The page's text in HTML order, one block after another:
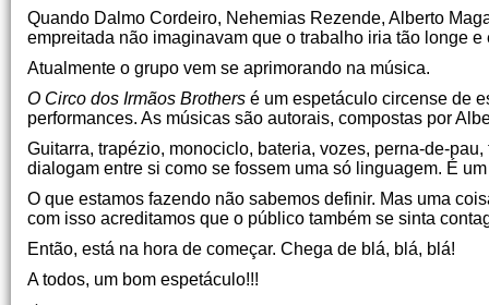
Quando Dalmo Cordeiro, Nehemias Rezende, Alberto
empreitada não imaginavam que o trabalho iria tão longe e
Atualmente o grupo vem se aprimorando na música.
O Circo dos Irmãos Brothers é um espetáculo circense de
performances. As músicas são autorais, compostas por
Guitarra, trapézio, monociclo, bateria, vozes, perna-de-
dialogam entre si como se fossem uma só linguagem. É
O que estamos fazendo não sabemos definir. Mas uma
com isso acreditamos que o público também se sinta
Então, está na hora de começar. Chega de blá, blá, blá!
A todos, um bom espetáculo!!!